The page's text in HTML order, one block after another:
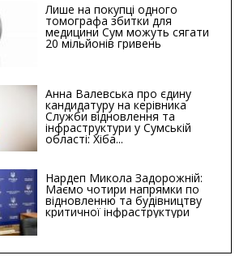
Лише на покупці одного
томографа збитки для
медицини Сум можуть сягати
20 мільйонів гривень
Анна Валевська про єдину
кандидатуру на керівника
Служби відновлення та
інфраструктури у Сумській
області: Хіба...
Нардеп Микола Задорожній:
Маємо чотири напрямки по
відновленню та будівництву
критичної інфраструктури